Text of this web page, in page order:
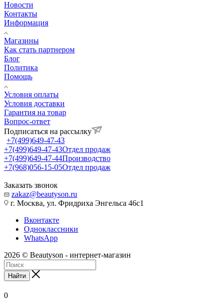
Новости
Контакты
Информация
Магазины
Как стать партнером
Блог
Политика
Помощь
Условия оплаты
Условия доставки
Гарантия на товар
Вопрос-ответ
Подписаться на рассылку
+7(499)649-47-43
+7(499)649-47-43Отдел продаж
+7(499)649-47-44Производство
+7(968)056-15-05Отдел продаж
Заказать звонок
zakaz@beautyson.ru
г. Москва, ул. Фридриха Энгельса 46с1
Вконтакте
Одноклассники
WhatsApp
2026 © Beautyson - интернет-магазин
Найти
0